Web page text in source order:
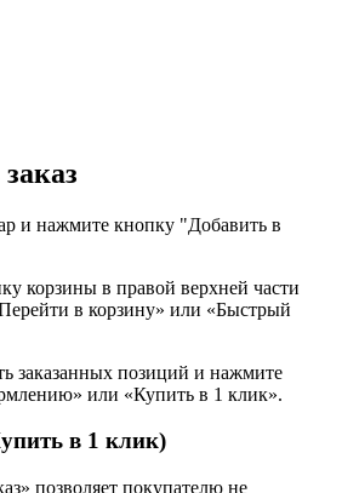
и нажмите кнопку "Добавить в
корзины в правой верхней части
в корзину» или «Быстрый
заказанных позиций и нажмите
или «Купить в 1 клик».
в 1 клик)
позволяет покупателю не